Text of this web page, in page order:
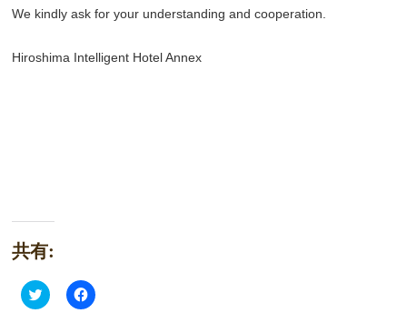
We kindly ask for your understanding and cooperation.
Hiroshima Intelligent Hotel Annex
共有:
ク
リ
Facebook
で